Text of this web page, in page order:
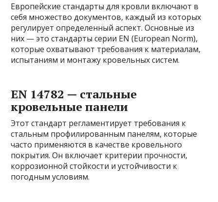
Европейские стандарты для кровли включают в
себя множество документов, каждый из которых
регулирует определенный аспект. Основные из
них — это стандарты серии EN (European Norm),
которые охватывают требования к материалам,
испытаниям и монтажу кровельных систем.
EN 14782 — стальные
кровельные панели
Этот стандарт регламентирует требования к
стальным профилированным панелям, которые
часто применяются в качестве кровельного
покрытия. Он включает критерии прочности,
коррозионной стойкости и устойчивости к
погодным условиям.